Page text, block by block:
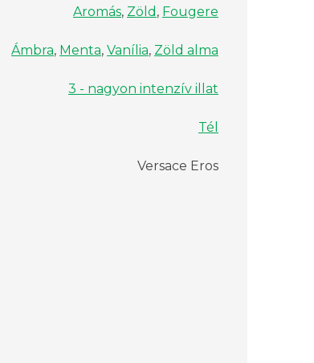
Aromás, Zöld , Fougere
Ámbra, Menta, Vanília, Zöld alma
3 - nagyon intenzív illat
Tél
Versace Eros